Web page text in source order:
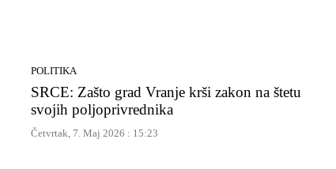
POLITIKA
SRCE: Zašto grad Vranje krši zakon na štetu
svojih poljoprivrednika
Četvrtak, 7. Maj 2026 : 15:23